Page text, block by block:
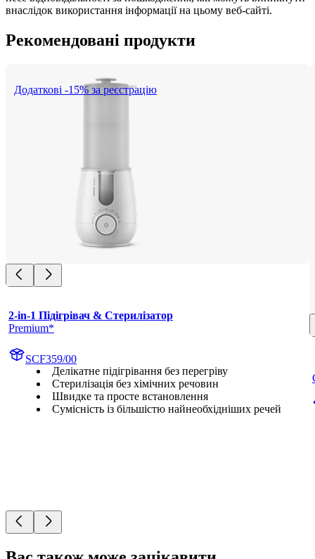
внаслідок використання інформації на цьому веб-сайті.
Рекомендовані продукти
Додаткові -15% за реєстрацію
2-in-1 Підігрівач & Стерилізатор
Premium*
SCF359/00
Делікатне підігрівання без перегріву
Стерилізація без хімічних речовин
Швидке та просте встановлення
Сумісність із більшістю найнеобхідніших речей